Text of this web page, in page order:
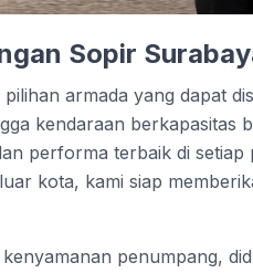
Sopir
armada yang dapat
kendaraan berkapasitas
performa terbaik di setiap
kota, kami siap
penumpang,